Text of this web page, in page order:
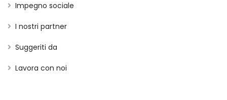
Impegno sociale
I nostri partner
Suggeriti da
Lavora con noi